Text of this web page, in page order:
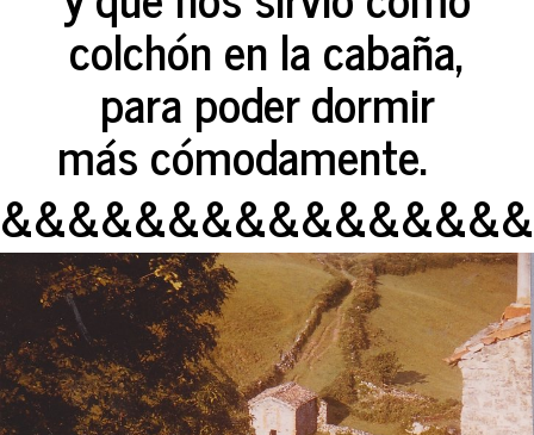
colchón en la cabaña,
para poder dormir
más cómodamente.
&&&&&&&&&&&&&&&&